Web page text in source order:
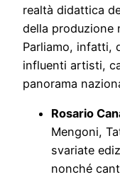
realtà didattica
della produzione
Parliamo, infatti,
influenti artisti,
panorama
Rosario
Mengoni,
svariate
nonché